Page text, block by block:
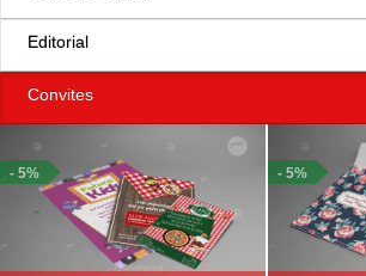
Editorial
Convites
- 5% - 5%